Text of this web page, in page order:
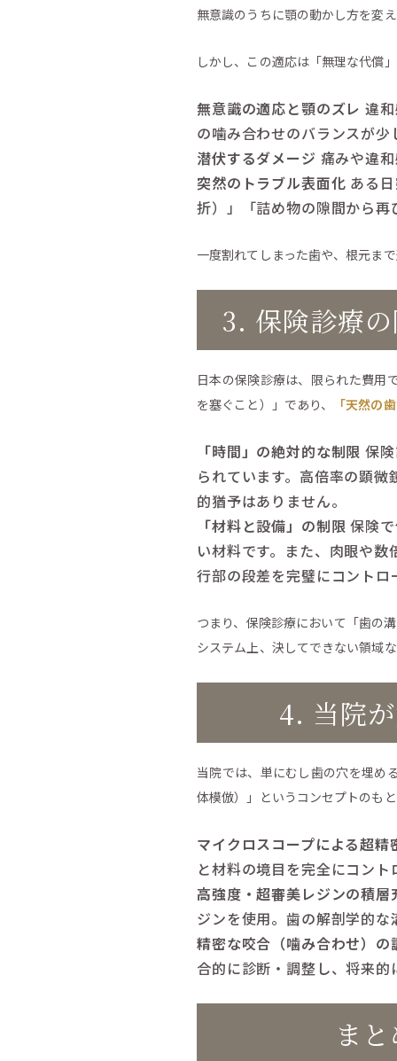
無意識のうちに顎の動かし方を変
しかし、この適応は「無理な代償
無意識の適応と顎のズレ 違
の噛み合わせのバランスが
潜伏するダメージ 痛みや違
突然のトラブル表面化 ある
折）」「詰め物の隙間から
一度割れてしまった歯や、根元ま
3. 保険診療
日本の保険診療は、限られた費用
を塞ぐこと）」であり、
「天然の
「時間」の絶対的な制限 保
られています。高倍率の顕
的猶予はありません。
「材料と設備」の制限 保険
い材料です。また、肉眼や
行部の段差を完璧にコント
つまり、保険診療において「歯の
システム上、決してできない領域
4. 当院
当院では、単にむし歯の穴を埋め
体模倣）」というコンセプトのも
マイクロスコープによる超精
と材料の境目を完全にコント
高強度・超審美レジンの積層
ジンを使用。歯の解剖学的
精密な咬合（噛み合わせ）の
合的に診断・調整し、将来
ま